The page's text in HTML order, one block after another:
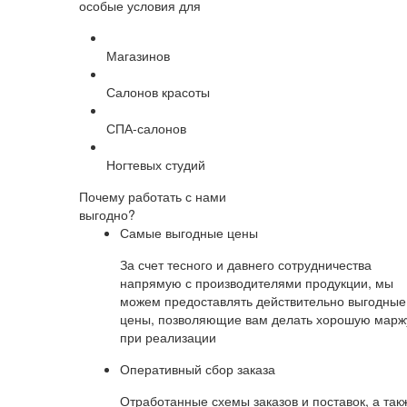
особые условия для
Магазинов
Салонов красоты
СПА-салонов
Ногтевых студий
Почему работать с нами
выгодно?
Самые выгодные цены
За счет тесного и давнего сотрудничества
напрямую с производителями продукции, мы
можем предоставлять действительно выгодные
цены, позволяющие вам делать хорошую
при реализации
Оперативный сбор заказа
Отработанные схемы заказов и поставок, а